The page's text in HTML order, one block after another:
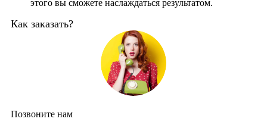
этого вы сможете наслаждаться результатом.
Как заказать?
Позвоните нам